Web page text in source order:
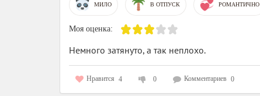
МИЛО В ОТПУСК РОМАНТИЧНО
Моя оценка:
Немного затянуто, а так неплохо.
Нравится 4 0 Комментариев 0